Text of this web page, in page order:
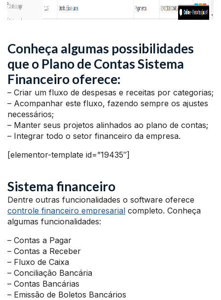
Conheça algumas possibilidades
que o Plano de Contas Sistema
Financeiro oferece:
– Criar um fluxo de despesas e receitas por categorias;
– Acompanhar este fluxo, fazendo sempre os ajustes
necessários;
– Manter seus projetos alinhados ao plano de contas;
– Integrar todo o setor financeiro da empresa.
[elementor-template id=”19435″]
Sistema financeiro
Dentre outras funcionalidades o software oferece
controle financeiro empresarial completo. Conheça
algumas funcionalidades:
– Contas a Pagar
– Contas a Receber
– Fluxo de Caixa
– Conciliação Bancária
– Contas Bancárias
– Emissão de Boletos Bancários